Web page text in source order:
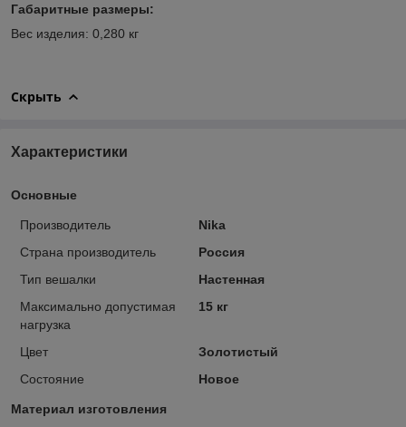
Габаритные размеры:
Вес изделия: 0,280 кг
Скрыть
Характеристики
Основные
Производитель
Nika
Страна производитель
Россия
Тип вешалки
Настенная
Максимально допустимая
нагрузка
15 кг
Цвет
Золотистый
Состояние
Новое
Материал изготовления